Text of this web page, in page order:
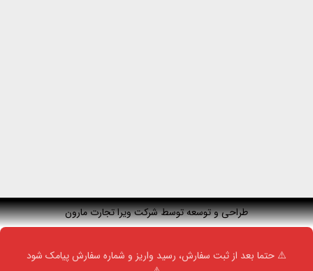
طراحی و توسعه توسط شرکت ویرا تجارت مارون
⚠️ حتما بعد از ثبت سفارش، رسید واریز و شماره سفارش پیامک شود